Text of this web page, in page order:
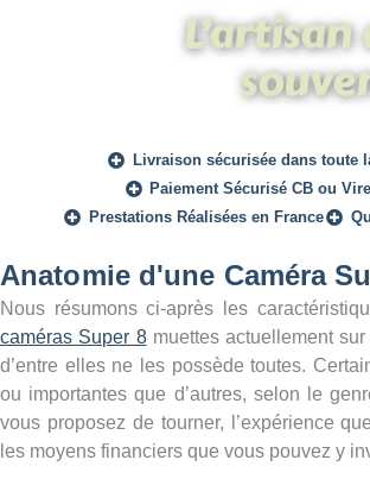
L’artisan
Livraison sécurisée dans toute
Paiement Sécurisé CB ou
Prestations Réalisées en France
Anatomie d'une Caméra
Nous résumons ci-après les
caméras Super 8muettes actuellement
d’entre elles ne les possède toutes.
ou importantes que d’autres, selon le
vous proposez de tourner, l’expérience
les moyens financiers que vous pouvez y